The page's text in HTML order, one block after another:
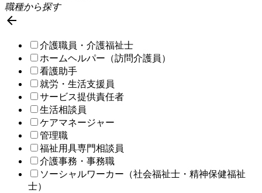
職種から探す

介護職員・介護福祉士
ホームヘルパー（訪問介護員）
看護助手
就労・生活支援員
サービス提供責任者
生活相談員
ケアマネージャー
管理職
福祉用具専門相談員
介護事務・事務職
ソーシャルワーカー（社会福祉士・精神保健福祉
士）